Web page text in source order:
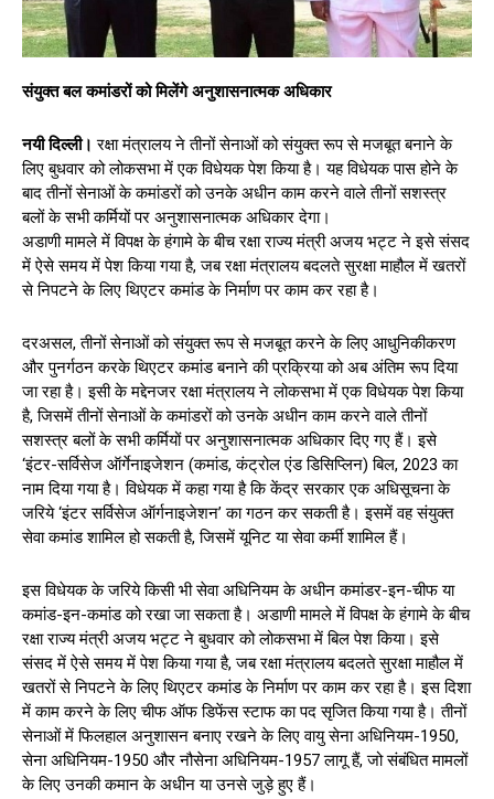
संयुक्त बल कमांडरों को मिलेंगे अनुशासनात्मक अधिकार
नयी दिल्ली। रक्षा मंत्रालय ने तीनों सेनाओं को संयुक्त रूप से मजबूत बनाने के
लिए बुधवार को लोकसभा में एक विधेयक पेश किया है। यह विधेयक पास होने के
बाद तीनों सेनाओं के कमांडरों को उनके अधीन काम करने वाले तीनों सशस्त्र
बलों के सभी कर्मियों पर अनुशासनात्मक अधिकार देगा।
अडाणी मामले में विपक्ष के हंगामे के बीच रक्षा राज्य मंत्री अजय भट्ट ने इसे संसद
में ऐसे समय में पेश किया गया है, जब रक्षा मंत्रालय बदलते सुरक्षा माहौल में खतरों
से निपटने के लिए थिएटर कमांड के निर्माण पर काम कर रहा है।
दरअसल, तीनों सेनाओं को संयुक्त रूप से मजबूत करने के लिए आधुनिकीकरण
और पुनर्गठन करके थिएटर कमांड बनाने की प्रक्रिया को अब अंतिम रूप दिया
जा रहा है। इसी के मद्देनजर रक्षा मंत्रालय ने लोकसभा में एक विधेयक पेश किया
है, जिसमें तीनों सेनाओं के कमांडरों को उनके अधीन काम करने वाले तीनों
सशस्त्र बलों के सभी कर्मियों पर अनुशासनात्मक अधिकार दिए गए हैं। इसे
‘इंटर-सर्विसेज ऑर्गेनाइजेशन (कमांड, कंट्रोल एंड डिसिप्लिन) बिल, 2023 का
नाम दिया गया है। विधेयक में कहा गया है कि केंद्र सरकार एक अधिसूचना के
जरिये ‘इंटर सर्विसेज ऑर्गनाइजेशन’ का गठन कर सकती है। इसमें वह संयुक्त
सेवा कमांड शामिल हो सकती है, जिसमें यूनिट या सेवा कर्मी शामिल हैं।
इस विधेयक के जरिये किसी भी सेवा अधिनियम के अधीन कमांडर-इन-चीफ या
कमांड-इन-कमांड को रखा जा सकता है। अडाणी मामले में विपक्ष के हंगामे के बीच
रक्षा राज्य मंत्री अजय भट्ट ने बुधवार को लोकसभा में बिल पेश किया। इसे
संसद में ऐसे समय में पेश किया गया है, जब रक्षा मंत्रालय बदलते सुरक्षा माहौल में
खतरों से निपटने के लिए थिएटर कमांड के निर्माण पर काम कर रहा है। इस दिशा
में काम करने के लिए चीफ ऑफ डिफेंस स्टाफ का पद सृजित किया गया है। तीनों
सेनाओं में फिलहाल अनुशासन बनाए रखने के लिए वायु सेना अधिनियम-1950,
सेना अधिनियम-1950 और नौसेना अधिनियम-1957 लागू हैं, जो संबंधित मामलों
के लिए उनकी कमान के अधीन या उनसे जुड़े हुए हैं।